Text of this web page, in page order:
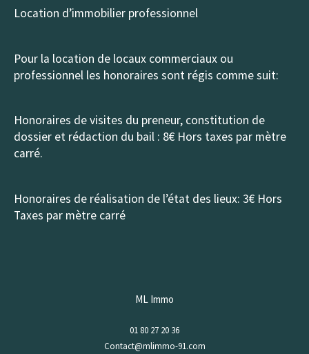
Location d’immobilier professionnel
Pour la location de locaux commerciaux ou
professionnel les honoraires sont régis comme suit:
Honoraires de visites du preneur, constitution de
dossier et rédaction du bail : 8€ Hors taxes par mètre
carré.
Honoraires de réalisation de l’état des lieux: 3€ Hors
Taxes par mètre carré
ML Immo
01 80 27 20 36
Contact@mlimmo-91.com